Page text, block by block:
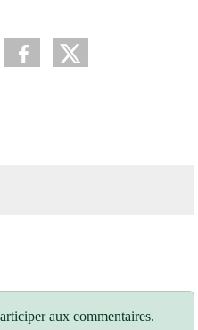
aux commentaires.